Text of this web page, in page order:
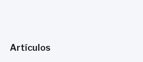
Artículos